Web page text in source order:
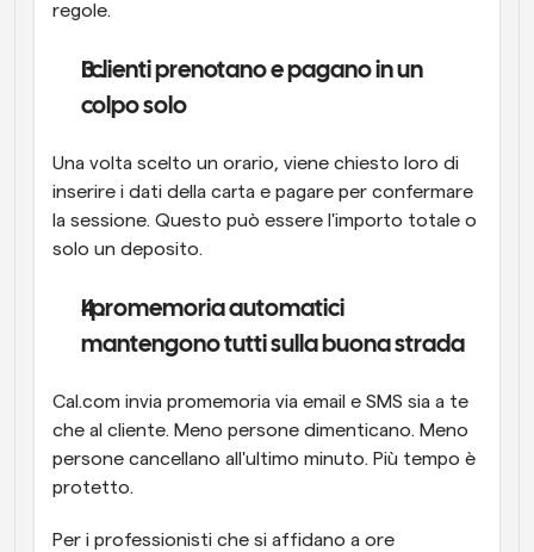
regole.
I clienti prenotano e pagano in un
colpo solo
Una volta scelto un orario, viene chiesto loro di
inserire i dati della carta e pagare per confermare
la sessione. Questo può essere l'importo totale o
solo un deposito.
I promemoria automatici
mantengono tutti sulla buona strada
Cal.com invia promemoria via email e SMS sia a te
che al cliente. Meno persone dimenticano. Meno
persone cancellano all'ultimo minuto. Più tempo è
protetto.
Per i professionisti che si affidano a ore